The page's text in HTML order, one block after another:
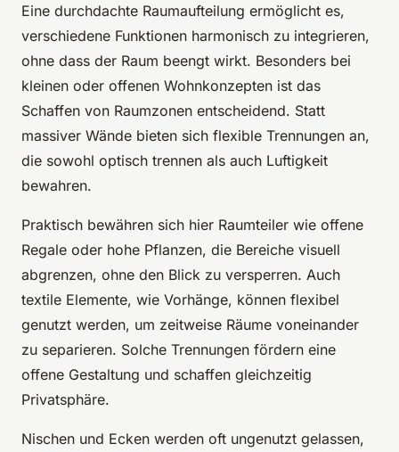
Eine durchdachte Raumaufteilung ermöglicht es,
verschiedene Funktionen harmonisch zu integrieren,
ohne dass der Raum beengt wirkt. Besonders bei
kleinen oder offenen Wohnkonzepten ist das
Schaffen von Raumzonen entscheidend. Statt
massiver Wände bieten sich flexible Trennungen an,
die sowohl optisch trennen als auch Luftigkeit
bewahren.
Praktisch bewähren sich hier Raumteiler wie offene
Regale oder hohe Pflanzen, die Bereiche visuell
abgrenzen, ohne den Blick zu versperren. Auch
textile Elemente, wie Vorhänge, können flexibel
genutzt werden, um zeitweise Räume voneinander
zu separieren. Solche Trennungen fördern eine
offene Gestaltung und schaffen gleichzeitig
Privatsphäre.
Nischen und Ecken werden oft ungenutzt gelassen,